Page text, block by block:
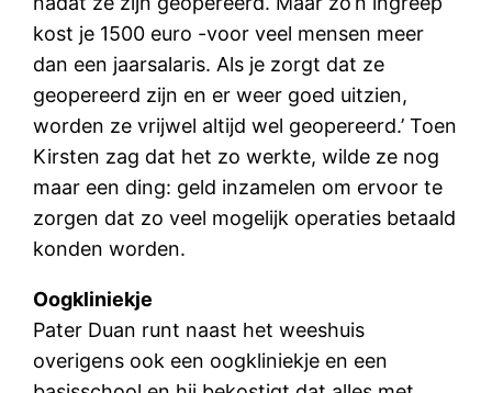
kost je 1500 euro -voor veel mensen meer
dan een jaarsalaris. Als je zorgt dat ze
geopereerd zijn en er weer goed uitzien,
worden ze vrijwel altijd wel geopereerd.’ Toen
Kirsten zag dat het zo werkte, wilde ze nog
maar een ding: geld inzamelen om ervoor te
zorgen dat zo veel mogelijk operaties betaald
konden worden.
Oogkliniekje
Pater Duan runt naast het weeshuis
overigens ook een oogkliniekje en een